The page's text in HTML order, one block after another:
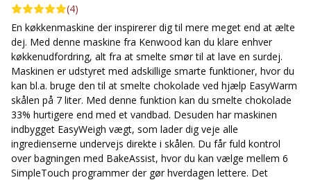
Bemærk: Dette er en XL-pakke med glasblender inkluderet.
(4)
En køkkenmaskine der inspirerer dig til mere meget end at ælte
dej. Med denne maskine fra Kenwood kan du klare enhver
køkkenudfordring, alt fra at smelte smør til at lave en surdej.
Maskinen er udstyret med adskillige smarte funktioner, hvor du
kan bl.a. bruge den til at smelte chokolade ved hjælp EasyWarm
skålen på 7 liter. Med denne funktion kan du smelte chokolade
33% hurtigere end med et vandbad. Desuden har maskinen
indbygget EasyWeigh vægt, som lader dig veje alle
ingredienserne undervejs direkte i skålen. Du får fuld kontrol
over bagningen med BakeAssist, hvor du kan vælge mellem 6
SimpleTouch programmer der gør hverdagen lettere. Det